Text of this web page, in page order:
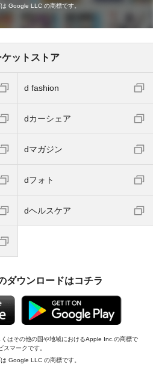
Google LLC の商標です。
ットストア
d fashion
dカーシェア
dマガジン
dフォト
dヘルスケア
ダウンロードはコチラ
はその他の国や地域におけるApple Inc.の商標で
マークです。
Google LLC の商標です。